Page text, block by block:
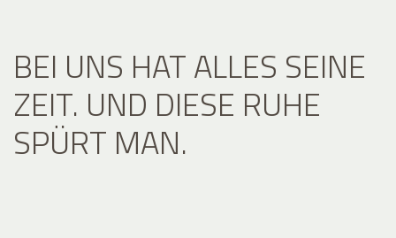
BEI UNS HAT ALLES SEINE
ZEIT. UND DIESE RUHE
SPÜRT MAN.